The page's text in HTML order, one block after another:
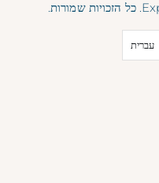
עברית